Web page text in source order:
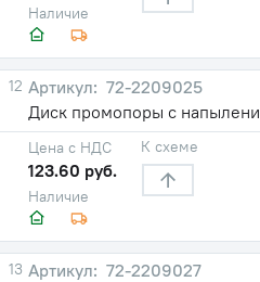
Наличие
12
72-2209025
Диск промопоры с
Наличие
Цена с НДС
123.60 руб.
К схеме
13
72-2209027